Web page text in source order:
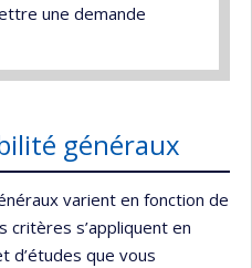
une demande
généraux
varient en fonction de
critères s’appliquent en
d’études que vous